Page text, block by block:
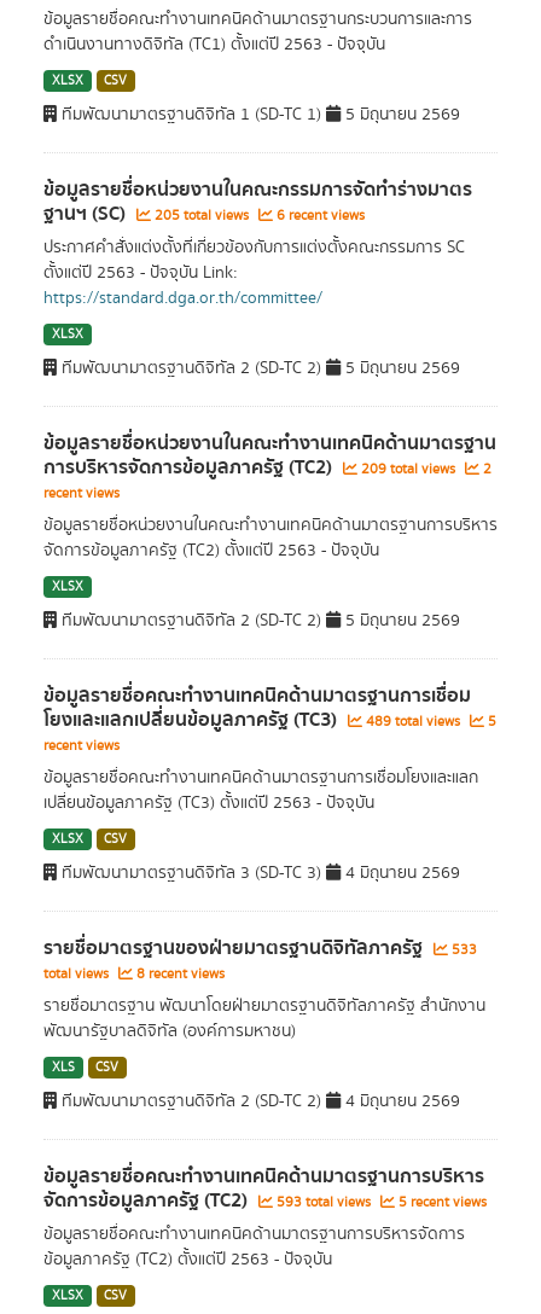
ข้อมูลรายชื่อคณะทำงานเทคนิคด้านมาตรฐานกระบวนการและ​การ
ดำเนินงานทางดิจิทัล​ (TC1) ตั้งแต่ปี 2563 - ปัจจุบัน
XLSX CSV
ทีมพัฒนามาตรฐานดิจิทัล 1 (SD-TC 1) 5 มิถุนายน 2569
ข้อมูลรายชื่อหน่วยงานในคณะกรรมการจัดทำร่างมาตร
ฐานฯ (SC) 205 total views 6 recent views
ประกาศคำสั่งแต่งตั้งที่เกี่ยวข้องกับการแต่งตั้งคณะกรรมการ SC
ตั้งแต่ปี 2563 - ปัจจุบัน Link:
https://standard.dga.or.th/committee/
XLSX
ทีมพัฒนามาตรฐานดิจิทัล 2 (SD-TC 2) 5 มิถุนายน 2569
ข้อมูลรายชื่อหน่วยงานในคณะทำงานเทคนิคด้านมาตรฐาน
การบริหารจัดการข้อมูลภาครัฐ (TC2) 209 total views
2
recent views
ข้อมูลรายชื่อหน่วยงานในคณะทำงานเทคนิคด้านมาตรฐานการบริหาร
จัดการข้อมูลภาครัฐ (TC2) ตั้งแต่ปี 2563 - ปัจจุบัน
XLSX
ทีมพัฒนามาตรฐานดิจิทัล 2 (SD-TC 2) 5 มิถุนายน 2569
ข้อมูลรายชื่อคณะทำงานเทคนิคด้านมาตรฐานการเชื่อม
โยงและแลกเปลี่ยนข้อมูลภาครัฐ (TC3) 489 total views
5
recent views
ข้อมูลรายชื่อคณะทำงานเทคนิคด้านมาตรฐานการเชื่อมโยงและแลก
เปลี่ยนข้อมูลภาครัฐ (TC3) ตั้งแต่ปี 2563 - ปัจจุบัน
XLSX CSV
ทีมพัฒนามาตรฐานดิจิทัล 3 (SD-TC 3) 4 มิถุนายน 2569
รายชื่อมาตรฐานของฝ่ายมาตรฐานดิจิทัลภาครัฐ
533
total views
8 recent views
รายชื่อมาตรฐาน พัฒนาโดยฝ่ายมาตรฐานดิจิทัลภาครัฐ สำนักงาน
พัฒนารัฐบาลดิจิทัล (องค์การมหาชน)
XLS CSV
ทีมพัฒนามาตรฐานดิจิทัล 2 (SD-TC 2) 4 มิถุนายน 2569
ข้อมูลรายชื่อคณะทำงานเทคนิคด้านมาตรฐานการบริหาร
จัดการข้อมูลภาครัฐ (TC2) 593 total views 5 recent views
ข้อมูลรายชื่อคณะทำงานเทคนิคด้านมาตรฐานการบริหารจัดการ
ข้อมูลภาครัฐ (TC2) ตั้งแต่ปี 2563 - ปัจจุบัน
XLSX CSV